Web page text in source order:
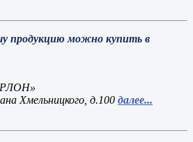
продукцию можно купить в
Хмельницкого, д.100 далее...